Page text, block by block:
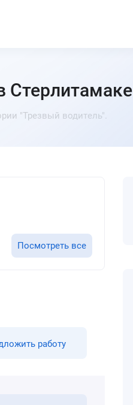
Стерлитамаке
"Трезвый водитель".
Посмотреть все
работу